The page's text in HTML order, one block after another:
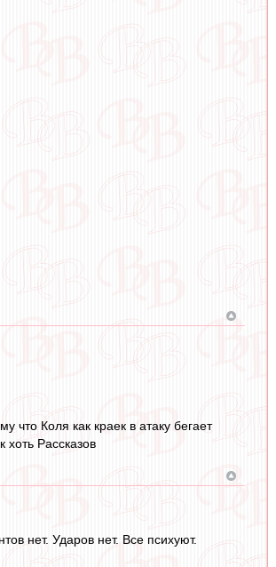
Коля как краек в атаку бегает
Рассказов
нет. Ударов нет. Все психуют.